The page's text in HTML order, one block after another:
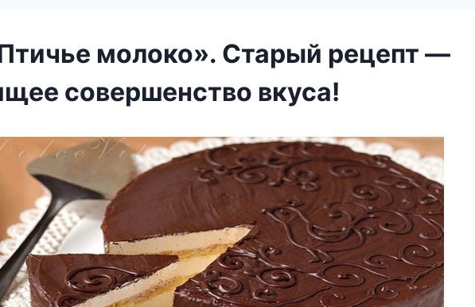
молоко». Старый рецепт —
совершенство вкуса!